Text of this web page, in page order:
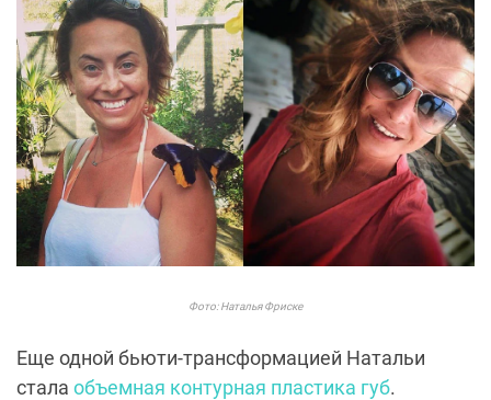
Фото: Наталья Фриске
Еще одной бьюти-трансформацией Натальи
стала объемная контурная пластика губ.